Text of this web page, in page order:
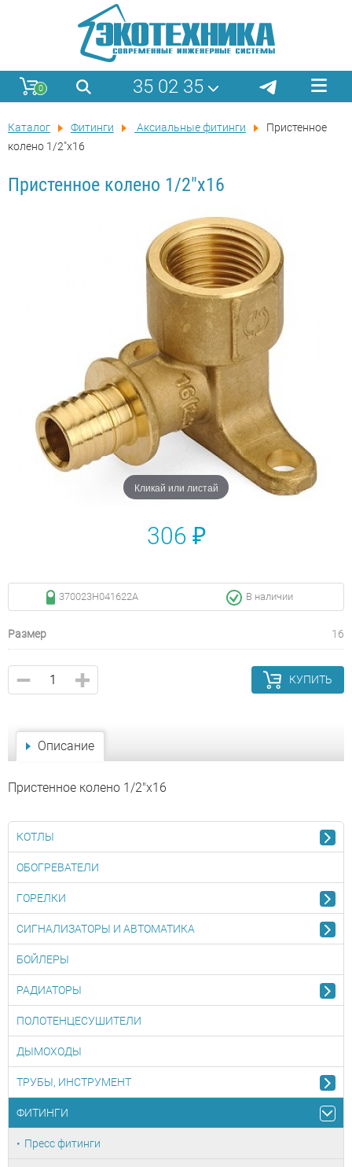
0 35 02 35
Каталог Фитинги Аксиальные фитинги
Пристенное
колено 1/2"х16
Пристенное колено 1/2"х16
Кликай или листай
306 ₽
370023H041622A В наличии
Размер 16
КУПИТЬ
Описание
Пристенное колено 1/2"х16
КОТЛЫ
ОБОГРЕВАТЕЛИ
ГОРЕЛКИ
СИГНАЛИЗАТОРЫ И АВТОМАТИКА
БОЙЛЕРЫ
РАДИАТОРЫ
ПОЛОТЕНЦЕСУШИТЕЛИ
ДЫМОХОДЫ
ТРУБЫ, ИНСТРУМЕНТ
ФИТИНГИ
Пресс фитинги